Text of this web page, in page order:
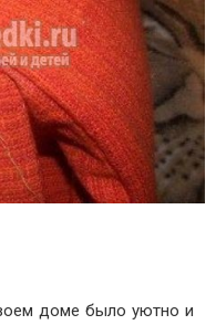
доме было уютно и